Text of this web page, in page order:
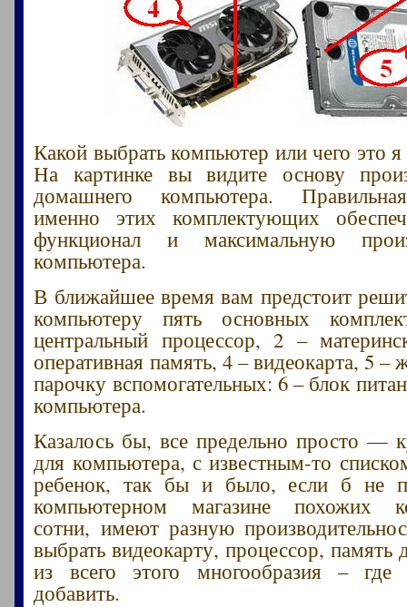
Какой выбрать компьютер или чего это
На картинке вы видите основу
домашнего компьютера.
именно этих комплектующих
функционал и максимальную
компьютера.
В ближайшее время вам предстоит
компьютеру пять основных
центральный процессор, 2 –
оперативная память, 4 – видеокарта, 5 –
парочку вспомогательных: 6 – блок
компьютера.
Казалось бы, все предельно просто —
для компьютера, с известным-то
ребенок, так бы и было, если б не
компьютерном магазине похожих
сотни, имеют разную
выбрать видеокарту, процессор, память
из всего этого многообразия –
добавить.